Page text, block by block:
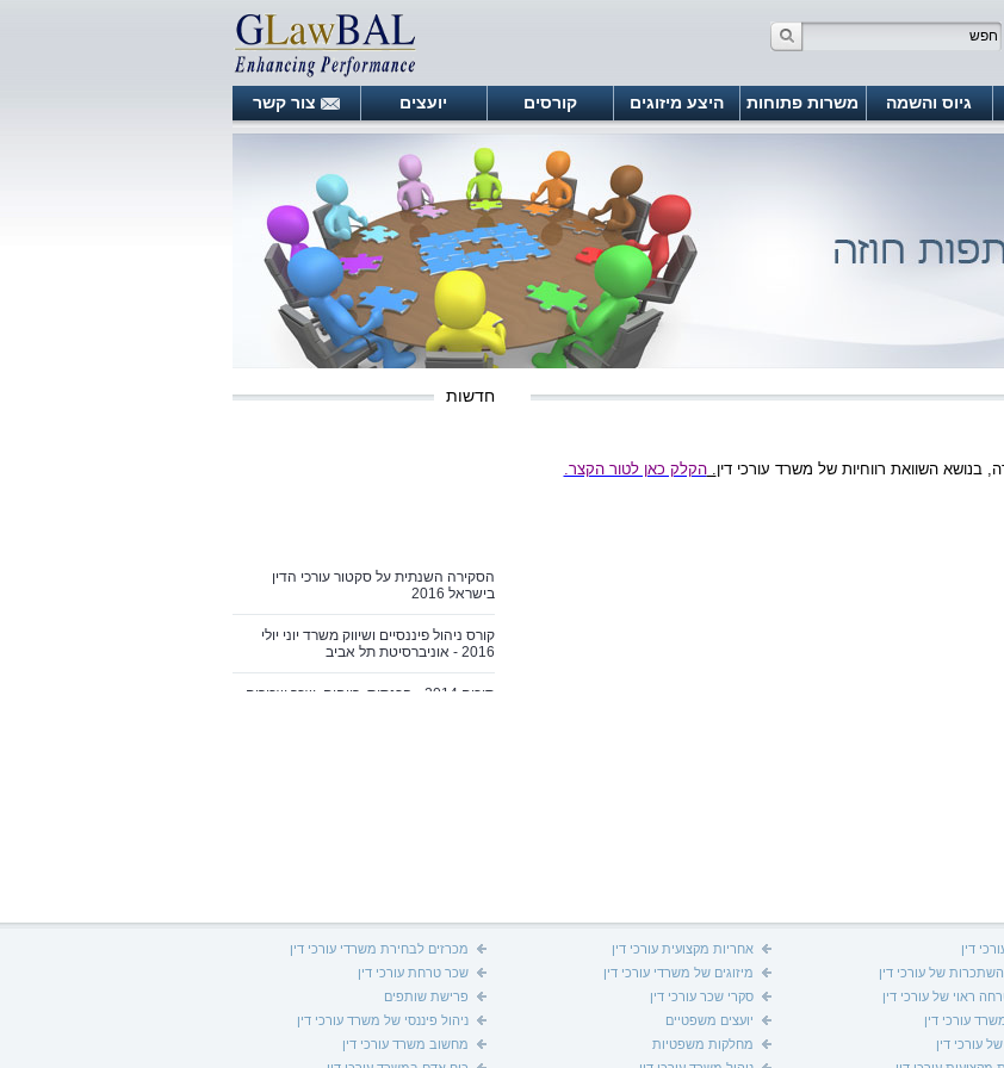
גיוס והשמה משרות פתוחות היצע מיזוגים קורסים יועצים צור קשר
השוואת רווחיות של משרד עורכי דין.הקלק כאן לטור הקצר.
חדשות
הסקירה השנתית על סקטור עורכי הדין
בישראל 2016
קורס ניהול פיננסיים ושיווק משרד יוני יולי
2016 - אוניברסיטת תל אביב
סיכום 2014 - הכנסות, רווחים, שכר שכירים
ברכות לעו"ד ענת שפירא על הצטרפותה
למחלקת הגיוס וההשמה
מודלים של חלוקת רווחים וניתוח אירוע
דין
של עורכי דין
ראוי של עורכי דין
עורכי דין
עורכי דין
אחריות מקצועית עורכי דין
מיזוגים של משרדי עורכי דין
סקרי שכר עורכי דין
יועצים משפטיים
מחלקות משפטיות
מכרזים לבחירת משרדי עורכי דין
שכר טרחת עורכי דין
פרישת שותפים
ניהול פיננסי של משרד עורכי דין
מחשוב משרד עורכי דין